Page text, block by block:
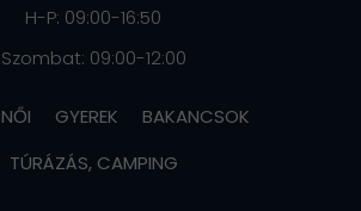
H-P: 09:00-16:50
Szombat: 09:00-12:00
NŐI GYEREK
BAKANCSOK
TÚRÁZÁS, CAMPING